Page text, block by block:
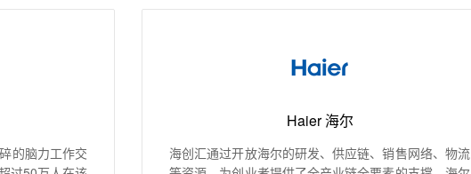
的脑力工作交
Haier 海尔
海创汇通过开放海尔的研发、供应链、销售网络、物流